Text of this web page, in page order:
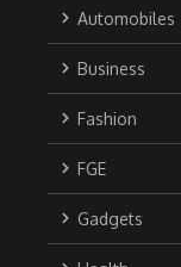
Automobiles
Business
Fashion
FGE
Gadgets